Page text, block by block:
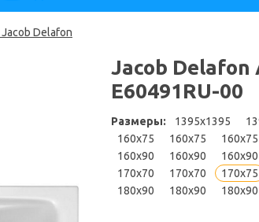
Delafon
Jacob Delafon
E60491RU-00
Размеры: 1395x1395
160x75
160x75 160x75
160x90
160x90 160x90
170x70
170x70 170x75
180x90
180x90 180x90